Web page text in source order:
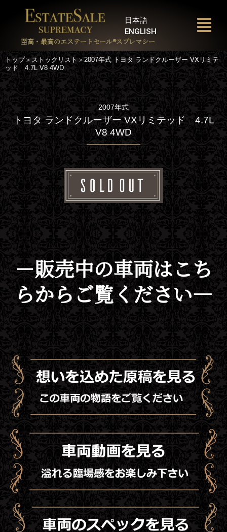
日本語
ENGLISH
至高・最高のエステートセール®︎スプレマシー
トップ＞ストックリスト＞2007年式 トヨタ ランドクルーザー VXリミテ
ッド 4.7L V8 4WD
2007年式
トヨタ ランドクルーザー VXリミテッド 4.7L
V8 4WD
－販売中の車両はこち
らからご覧ください―